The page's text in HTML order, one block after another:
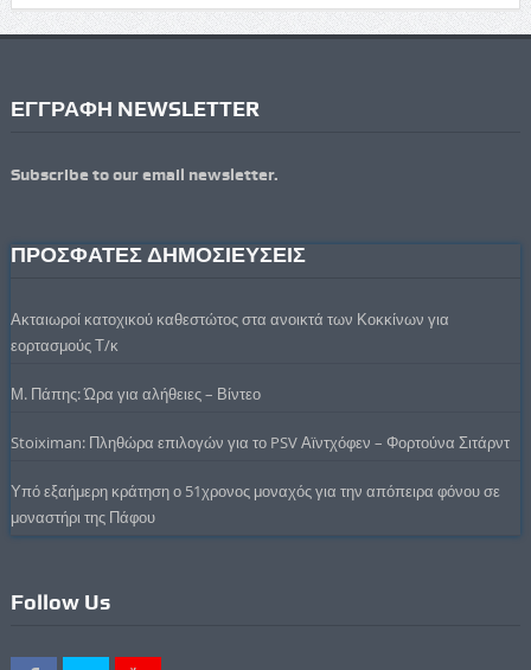
ΕΓΓΡΑΦΗ NEWSLETTER
Subscribe to our email newsletter.
ΠΡΟΣΦΑΤΕΣ ΔΗΜΟΣΙΕΥΣΕΙΣ
Ακταιωροί κατοχικού καθεστώτος στα ανοικτά των Κοκκίνων για
εορτασμούς Τ/κ
Μ. Πάπης: Ώρα για αλήθειες – Βίντεο
Stoiximan: Πληθώρα επιλογών για το PSV Αϊντχόφεν – Φορτούνα Σιτάρντ
Υπό εξαήμερη κράτηση ο 51χρονος μοναχός για την απόπειρα φόνου σε
μοναστήρι της Πάφου
Follow Us